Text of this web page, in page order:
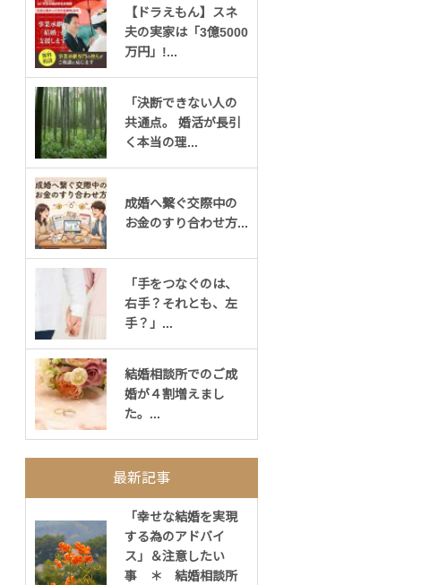
【ドラえもん】スネ
夫の実家は「3億5000
万円」!...
「決断できない人の
共通点。 婚活が長引
く本当の理...
成婚へ繋ぐ交際中の
お金のすり合わせ方...
「手をつなぐのは、
右手？それとも、左
手？」...
結婚相談所でのご成
婚が４割増えまし
た。...
最新記事
「幸せな結婚を実現
する為のアドバイ
ス」＆注意したい
事 ＊ 結婚相談所